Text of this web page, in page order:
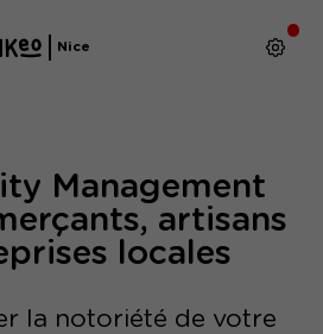
Nice
Management
artisans
locales
la notoriété de votre